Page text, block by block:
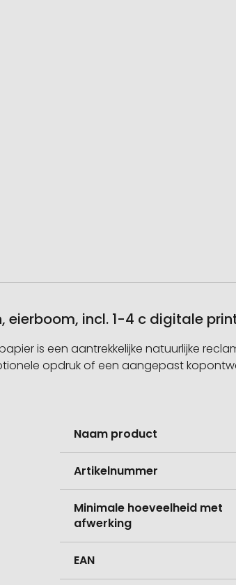
eierboom, incl. 1-4 c digitale
is een aantrekkelijke natuurlijke
opdruk of een aangepast
informatie
Naam product
Artikelnummer
Minimale hoeveelheid met
afwerking
EAN